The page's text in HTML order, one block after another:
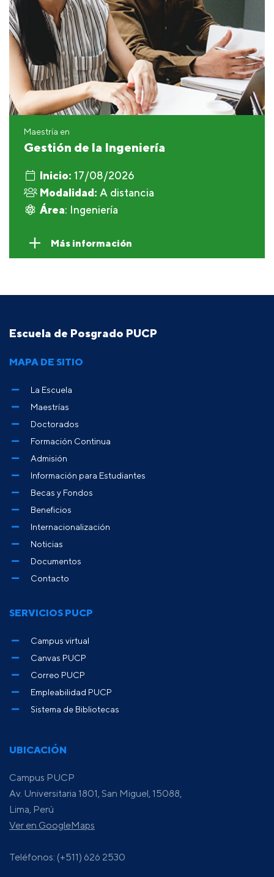
Maestría en
Gestión de la Ingeniería
Inicio: 17/08/2026
Modalidad: A distancia
Área: Ingeniería
Más información
Escuela de Posgrado PUCP
UBICACIÓN
Campus PUCP
Av. Universitaria 1801, San Miguel, 15088,
Lima, Perú
Ver en GoogleMaps
Teléfonos: (+511) 626 2530
MAPA DE SITIO
La Escuela
Maestrías
Doctorados
Formación Continua
Admisión
Información para Estudiantes
Becas y Fondos
Beneficios
Internacionalización
Noticias
Documentos
Contacto
SERVICIOS PUCP
Campus virtual
Canvas PUCP
Correo PUCP
Empleabilidad PUCP
Sistema de Bibliotecas